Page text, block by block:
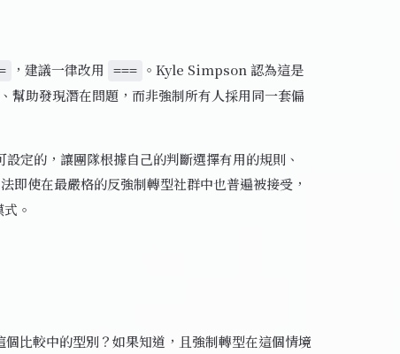
，建議一律改用 ===
。Kyle Simpson 認為這是
助發現潛在問題，而非強制所有人採用同一套偏
定的，讓團隊根據自己的判斷選擇有用的規則、
即使在最嚴格的反強制轉型社群中也普遍被接受，
。
個比較中的型別？如果知道，且強制轉型在這個情境